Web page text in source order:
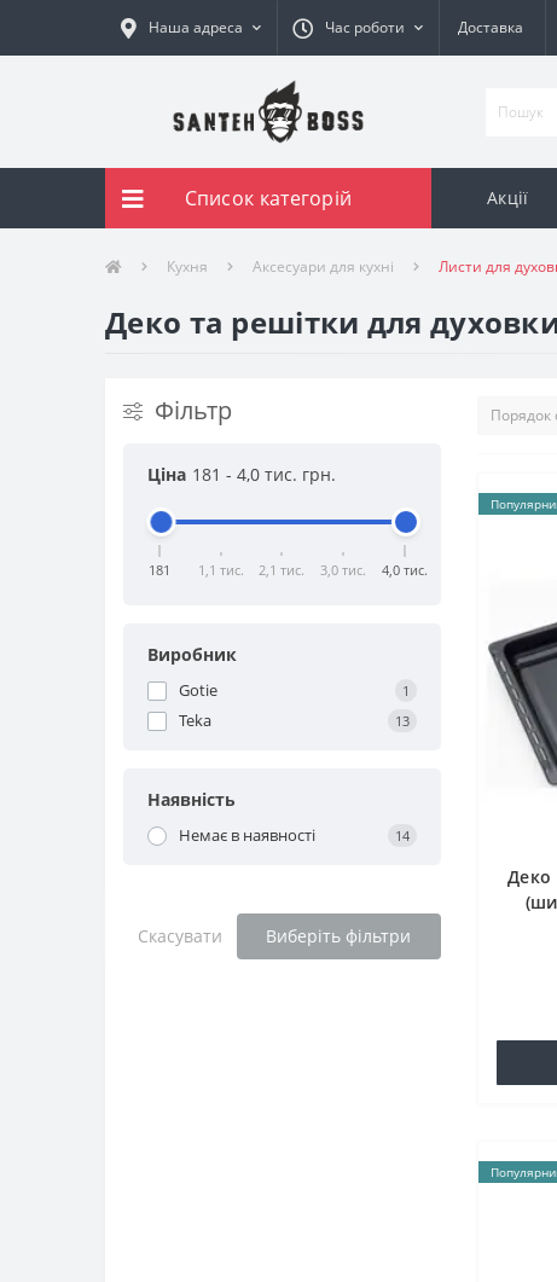
Наша адреса Час роботи Доставка
Список категорій Акції
Кухня Аксесуари для кухні Листи для
Деко та решітки для
Фільтр
181 - 4,0 тис. грн.
Ціна
181 1,1 тис. 2,1 тис. 3,0 тис. 4,0 тис.
Виробник
Gotie 1
Teka 13
Наявність
Немає в наявності 14
Скасувати Виберіть фільтри
Деко